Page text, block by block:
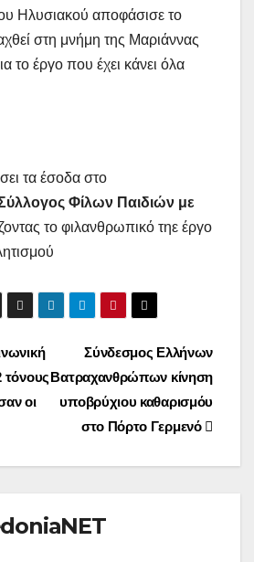
Ηλυσιακού αποφάσισε το
στη μνήμη της Μαριάννας
το έργο που έχει κάνει όλα
τα έσοδα στο
Φίλων Παιδιών με
το φιλανθρωπικό τηε έργο
Σύνδεσμος Ελλήνων
Βατραχανθρώπων κίνηση
υποβρύχιου καθαρισμόυ
στο Πόρτο Γερμενό
τόνους
οι